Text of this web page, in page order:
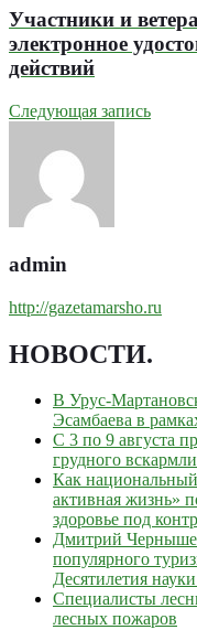
Участники и
электронное
действий
Следующая запись
admin
http://gazetamarsho.ru
НОВОСТИ.
В Урус-
Эсамбаева в
С 3 по 9 августа
грудного
Как
активная жизнь»
здоровье под
Дмитрий
популярного
Десятилетия
Специалисты
лесных пожаров